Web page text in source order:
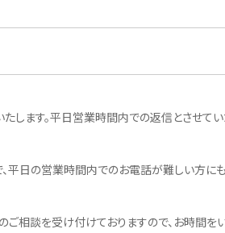
ます。平日営業時間内での返信とさせてい
平日の営業時間内でのお電話が難しい方にも
相談を受け付けておりますので、お時間をい